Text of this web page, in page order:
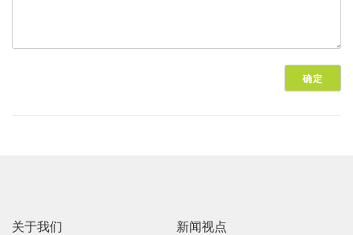
关于我们 新闻视点